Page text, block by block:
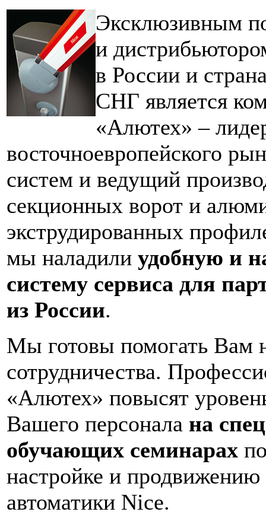
Эксклюзивным
и
в России и
СНГ является
«Алютех» –
восточноевропейского
систем и ведущий
секционных ворот и
экструдированных
мы наладили удобную и
систему сервиса для
из России.
Мы готовы помогать Вам
сотрудничества.
«Алютех» повысят
Вашего персонала на
обучающих семинарах
настройке и продвижению
автоматики Nice.